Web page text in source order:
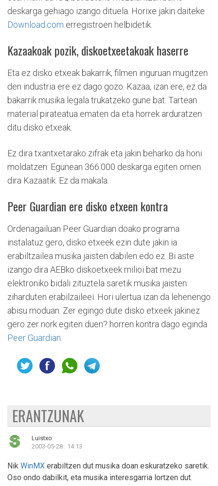
deskarga gehiago izango dituela. Horixe jakin daiteke
Download.com erregistroen helbidetik.
Kazaakoak pozik, diskoetxeetakoak haserre
Eta ez disko etxeak bakarrik, filmen inguruan mugitzen
den industria ere ez dago gozo. Kazaa, izan ere, ez da
bakarrik musika legala trukatzeko gune bat. Tartean
material pirateatua ematen da eta horrek arduratzen
ditu disko etxeak.
Ez dira txantxetarako zifrak eta jakin beharko da honi
moldatzen. Egunean 366.000 deskarga egiten omen
dira Kazaatik. Ez da makala.
Peer Guardian ere disko etxeen kontra
Ordenagailuan Peer Guardian doako programa
instalatuz gero, disko etxeek ezin dute jakin ia
erabiltzailea musika jaisten dabilen edo ez. Bi aste
izango dira AEBko diskoetxeek milioi bat mezu
elektroniko bidali zituztela saretik musika jaisten
ziharduten erabilzaileei. Hori ulertua izan da lehenengo
abisu moduan. Zer egingo dute disko etxeek jakinez
gero zer nork egiten duen? horren kontra dago eginda
Peer Guardian
ERANTZUNAK
Luistxo
2003-05-28 : 14:13
Nik WinMX erabiltzen dut musika doan eskuratzeko saretik.
Oso ondo dabilkit, eta musika interesgarria lortzen dut.